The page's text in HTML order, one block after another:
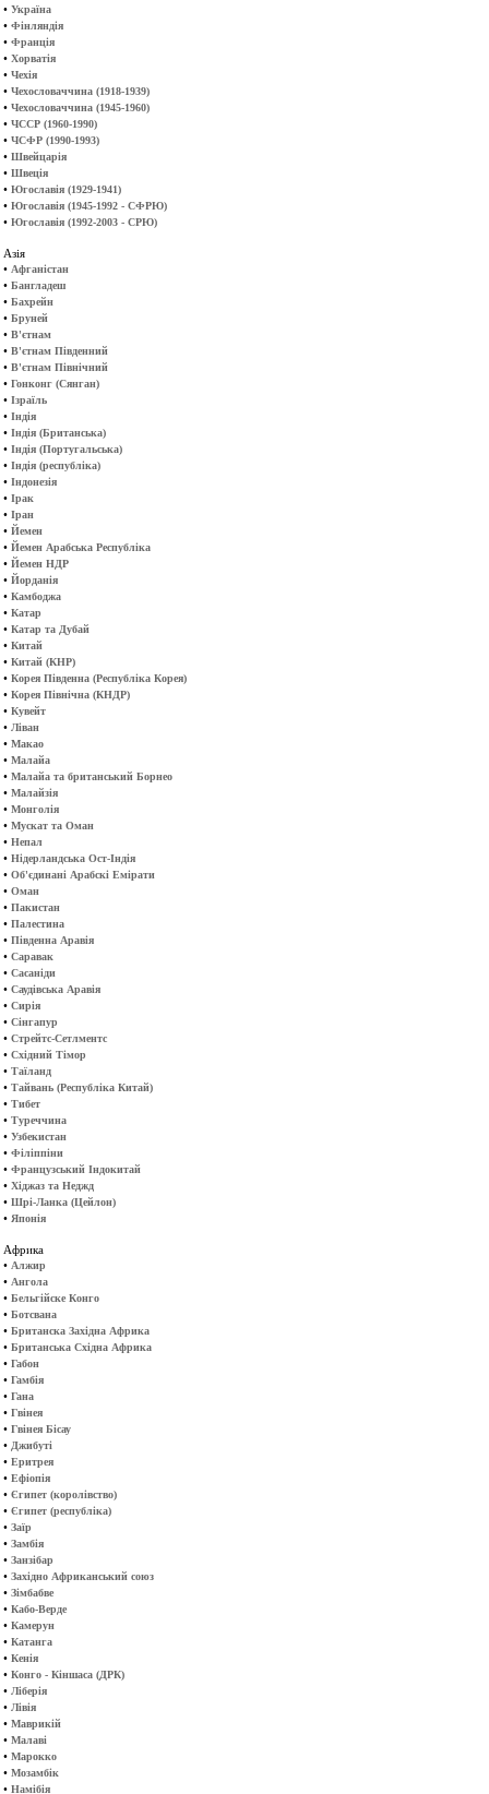
• Україна
• Фінляндія
• Франція
• Хорватія
• Чехія
• Чехословаччина (1918-1939)
• Чехословаччина (1945-1960)
• ЧССР (1960-1990)
• ЧСФР (1990-1993)
• Швейцарія
• Швеція
• Югославія (1929-1941)
• Югославія (1945-1992 - СФРЮ)
• Югославія (1992-2003 - СРЮ)
Азія
• Афганістан
• Бангладеш
• Бахрейн
• Бруней
• В'єтнам
• В'єтнам Південний
• В'єтнам Північний
• Гонконг (Сянган)
• Ізраїль
• Індія
• Індія (Британська)
• Індія (Португальська)
• Індія (республіка)
• Індонезія
• Ірак
• Іран
• Йемен
• Йемен Арабська Республіка
• Йемен НДР
• Йорданія
• Камбоджа
• Катар
• Катар та Дубай
• Китай
• Китай (КНР)
• Корея Південна (Республіка Корея)
• Корея Північна (КНДР)
• Кувейт
• Ліван
• Макао
• Малайа
• Малайа та британський Борнео
• Малайзія
• Монголія
• Мускат та Оман
• Непал
• Нідерландська Ост-Індія
• Об'єдинані Арабскі Емірати
• Оман
• Пакистан
• Палестина
• Південна Аравія
• Саравак
• Сасаніди
• Саудівська Аравія
• Сирія
• Сінгапур
• Стрейтс-Сетлментс
• Східний Тімор
• Таїланд
• Тайвань (Республіка Китай)
• Тибет
• Туреччина
• Узбекистан
• Філіппіни
• Французський Індокитай
• Хіджаз та Неджд
• Шрі-Ланка (Цейлон)
• Японія
Африка
• Алжир
• Ангола
• Бельгійске Конго
• Ботсвана
• Британска Західна Африка
• Британська Східна Африка
• Габон
• Гамбія
• Гана
• Гвінея
• Гвінея Бісау
• Джибуті
• Еритрея
• Ефіопія
• Єгипет (королівство)
• Єгипет (республіка)
• Заїр
• Замбія
• Занзібар
• Західно Африканський союз
• Зімбабве
• Кабо-Верде
• Камерун
• Катанга
• Кенія
• Конго - Кіншаса (ДРК)
• Ліберія
• Лівія
• Маврикій
• Малаві
• Марокко
• Мозамбік
• Намібія